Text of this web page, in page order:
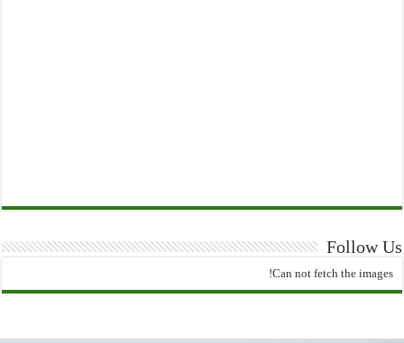
Follow Us
Can not fetch the images!